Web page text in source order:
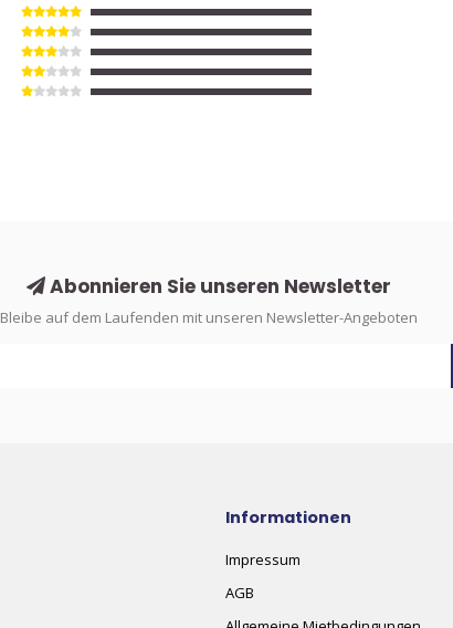
Abonnieren Sie unseren Newsletter
Bleibe auf dem Laufenden mit unseren Newsletter-Angeboten
Informationen
Impressum
AGB